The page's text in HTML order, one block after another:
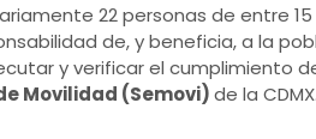
22 personas de entre
de, y beneficia, a la
y verificar el cumplimiento
Movilidad (Semovi)de la CDMX.